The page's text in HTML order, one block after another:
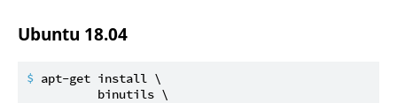
Ubuntu 18.04
$ apt-get install \
          binutils \